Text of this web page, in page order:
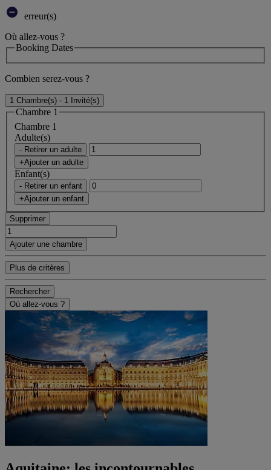
erreur(s)
Où allez-vous ?
Booking Dates
Combien serez-vous ?
1 Chambre(s) - 1 Invité(s)
Chambre 1
Chambre 1
Adulte(s)
- Retirer un adulte
+Ajouter un adulte
Enfant(s)
- Retirer un enfant
+Ajouter un enfant
Supprimer
Ajouter une chambre
Plus de critères
Rechercher
Où allez-vous ?